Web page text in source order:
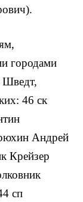
городами
Шведт,
46 ск
Андрей
Крейзер
сп